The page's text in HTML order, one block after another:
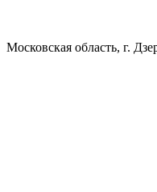
Московская область, г.